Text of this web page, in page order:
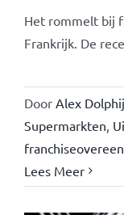
Het rommelt bij
Frankrijk. De
Door Alex
Supermarkten
Lees Meer